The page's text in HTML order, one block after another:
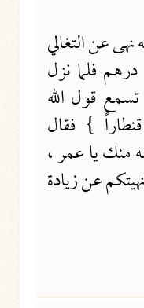
عن التغالي
درهم فلما نزل
تسمع قول الله
} فقال
منك يا عمر ،
عن زيادة